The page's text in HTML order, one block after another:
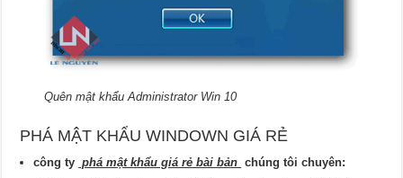
Quên mật khẩu Administrator Win 10
PHÁ MẬT KHẨU WINDOWN GIÁ RẺ
công ty phá mật khẩu giá rẻ bài bản chúng tôi chuyên: